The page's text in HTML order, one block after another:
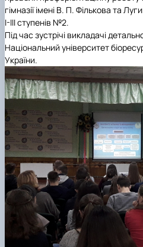
гімназії імені В. П. Фількова та
І-ІІІ ступенів №2.
Під час зустрічі викладачі
Національний університет
України.